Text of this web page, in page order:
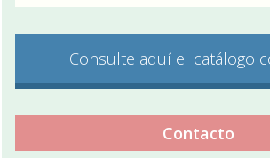
Consulte aquí el catálogo
Contacto